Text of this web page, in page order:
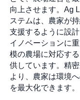
向上させます。Ag
ステムは、農家が
支援するように設計
イノベーションに
模の農場に対応す
供しています。精
より、農家は環境
を最大化できます。